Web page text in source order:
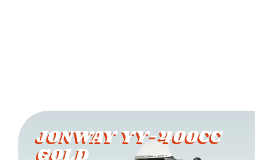
JONWAY YY-400CC